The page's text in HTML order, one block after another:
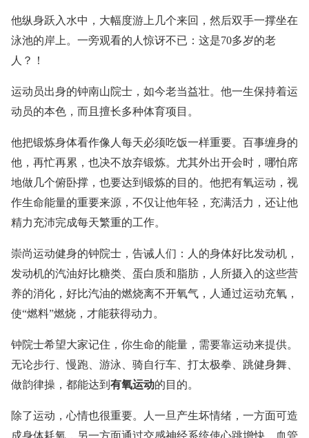
他纵身跃入水中，大幅度游上几个来回，然后双手一撑坐在
泳池的岸上。一旁观看的人惊讶不已：这是70多岁的老
人？！
运动员出身的钟南山院士，如今老当益壮。他一生保持着运
动员的本色，而且擅长多种体育项目。
他把锻炼身体看作像人每天必须吃饭一样重要。百事缠身的
他，再忙再累，也决不放弃锻炼。尤其外出开会时，哪怕席
地做几个俯卧撑，也要达到锻炼的目的。他把有氧运动，视
作生命能量的重要来源，不仅让他年轻，充满活力，还让他
精力充沛完成每天繁重的工作。
崇尚运动健身的钟院士，告诫人们：人的身体好比发动机，
发动机的汽油好比糖类、蛋白质和脂肪，人所摄入的这些营
养的消化，好比汽油的燃烧离不开氧气，人通过运动充氧，
使“燃料”燃烧，才能获得动力。
钟院士希望大家记住，你生命的能量，需要靠运动来提供。
无论步行、慢跑、游泳、骑自行车、打太极拳、跳健身舞、
做韵律操，都能达到 有氧运动的目的。
除了运动，心情也很重要。人一旦产生坏情绪，一方面可造
成身体耗氧，另一方面通过交感神经系统使心跳增快、血管